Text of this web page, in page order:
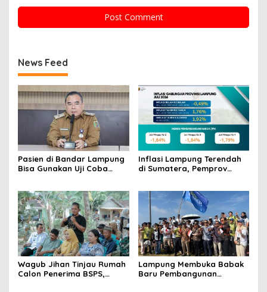
News Feed
Pasien di Bandar Lampung
Bisa Gunakan Uji Coba
Inflasi Lampung Terendah
di Sumatera, Pemprov
Wagub Jihan Tinjau Rumah
Calon Penerima BSPS,
Lampung Membuka Babak
Baru Pembangunan